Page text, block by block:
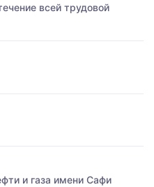
всей трудовой
и газа имени Сафи